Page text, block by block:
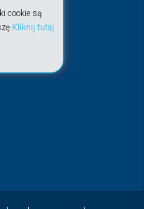
cookie są
Kliknij tutaj